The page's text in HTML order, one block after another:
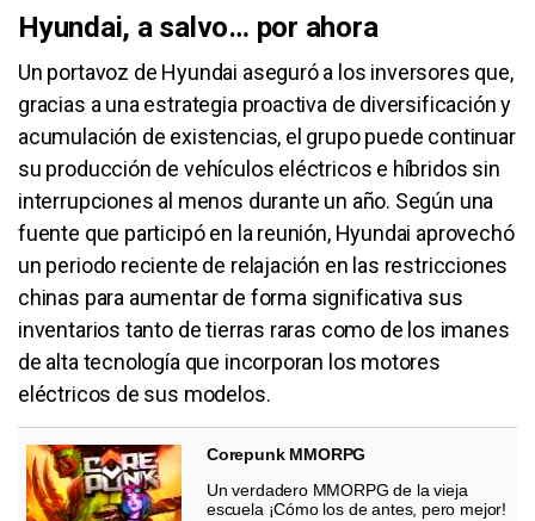
Hyundai, a salvo… por ahora
Un portavoz de Hyundai aseguró a los inversores que,
gracias a una estrategia proactiva de diversificación y
acumulación de existencias, el grupo puede continuar
su producción de vehículos eléctricos e híbridos sin
interrupciones al menos durante un año. Según una
fuente que participó en la reunión, Hyundai aprovechó
un periodo reciente de relajación en las restricciones
chinas para aumentar de forma significativa sus
inventarios tanto de tierras raras como de los imanes
de alta tecnología que incorporan los motores
eléctricos de sus modelos.
Corepunk MMORPG
Un verdadero MMORPG de la vieja
escuela ¡Cómo los de antes, pero mejor!